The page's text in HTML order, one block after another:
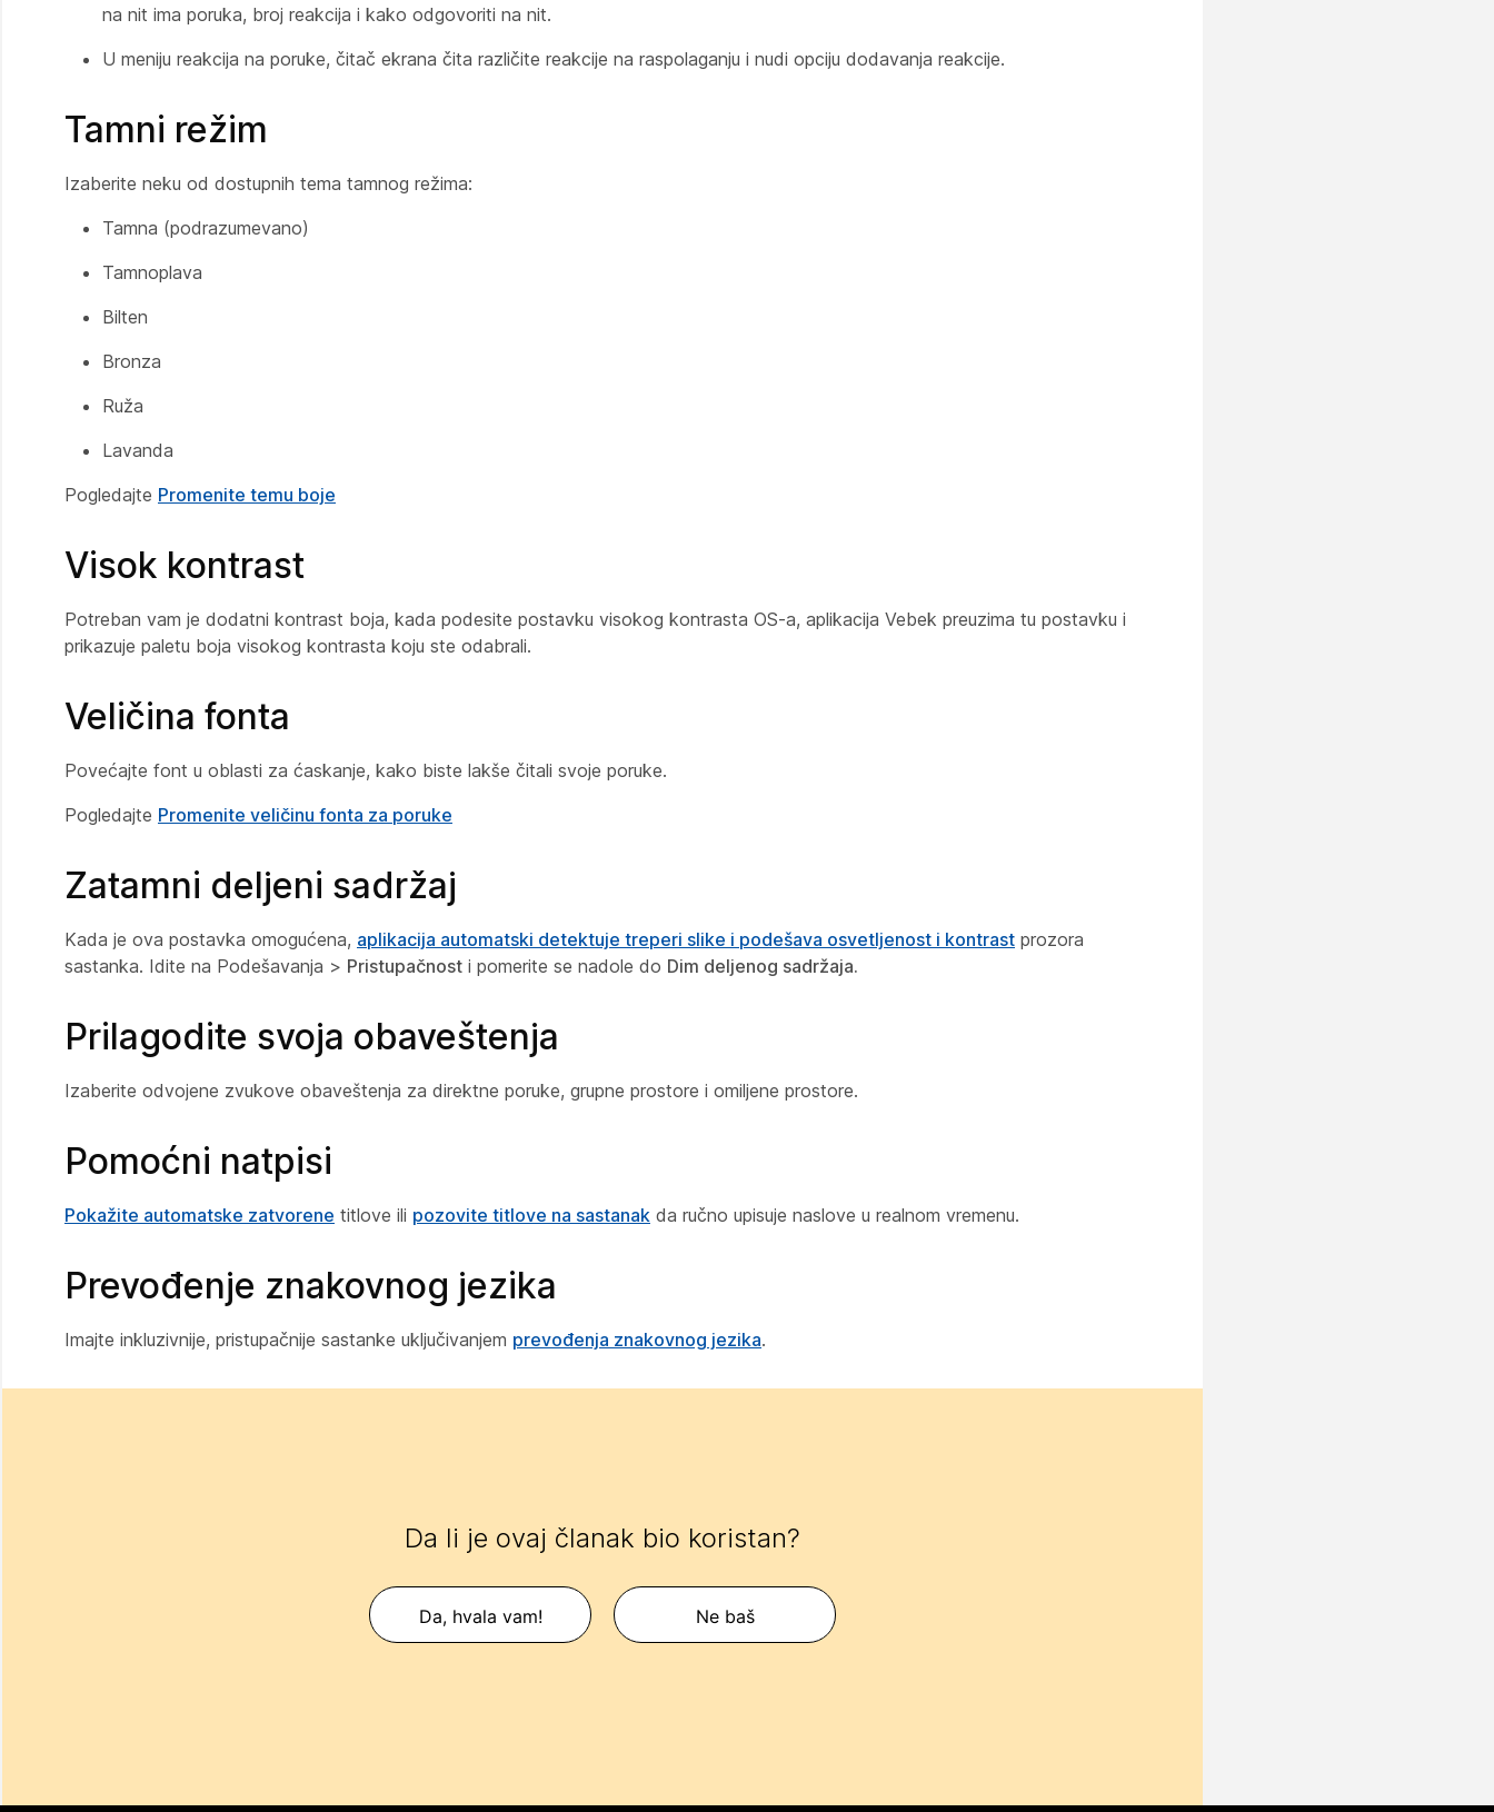
na nit ima poruka, broj reakcija i kako odgovoriti na nit.
U meniju reakcija na poruke, čitač ekrana čita različite reakcije na raspolaganju i nudi opciju dodavanja reakcije.
Tamni režim
Izaberite neku od dostupnih tema tamnog režima:
Tamna (podrazumevano)
Tamnoplava
Bilten
Bronza
Ruža
Lavanda
Pogledajte Promenite temu boje
Visok kontrast
Potreban vam je dodatni kontrast boja, kada podesite postavku visokog kontrasta OS-a, aplikacija Vebek preuzima tu postavku i
prikazuje paletu boja visokog kontrasta koju ste odabrali.
Veličina fonta
Povećajte font u oblasti za ćaskanje, kako biste lakše čitali svoje poruke.
Pogledajte Promenite veličinu fonta za poruke
Zatamni deljeni sadržaj
Kada je ova postavka omogućena, aplikacija automatski detektuje treperi slike i podešava osvetljenost i kontrast prozora
sastanka. Idite na Podešavanja > Pristupačnost i pomerite se nadole do Dim deljenog sadržaja.
Prilagodite svoja obaveštenja
Izaberite odvojene zvukove obaveštenja za direktne poruke, grupne prostore i omiljene prostore.
Pomoćni natpisi
Pokažite automatske zatvorene titlove ili pozovite titlove na sastanak da ručno upisuje naslove u realnom vremenu.
Prevođenje znakovnog jezika
Imajte inkluzivnije, pristupačnije sastanke uključivanjem prevođenja znakovnog jezika.
Da li je ovaj članak bio koristan?
Da, hvala vam! Ne baš